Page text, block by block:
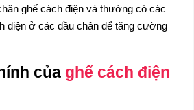
ghế cách điện và thường có các
điện ở các đầu chân để tăng cường
của ghế cách điện